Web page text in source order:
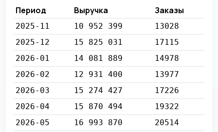
Период Выручка Заказы
2025-11 10 952 399
13028
2025-12
15 825 031
17115
2026-01
14 081 889
14978
2026-02
12 931 400
13977
2026-03
15 274 427
17226
2026-04
15 870 494
19322
2026-05
16 993 870
20514